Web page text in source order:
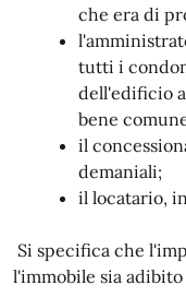
che era di
tutti i
dell'edificio
bene
il
demaniali;
il locatario,
Si specifica che
l'immobile sia